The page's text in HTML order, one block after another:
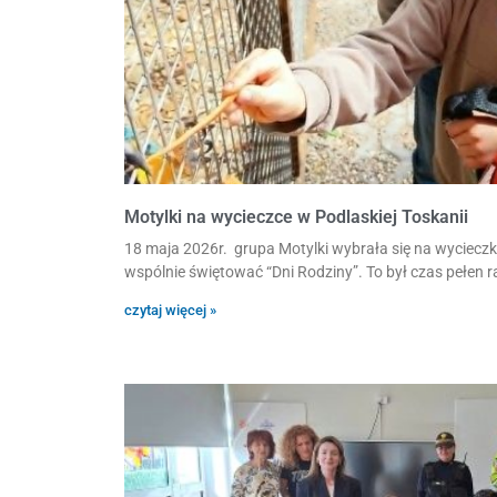
Motylki na wycieczce w Podlaskiej Toskanii
18 maja 2026r. grupa Motylki wybrała się na
wspólnie świętować “Dni Rodziny”. To był czas pełen
czytaj więcej »